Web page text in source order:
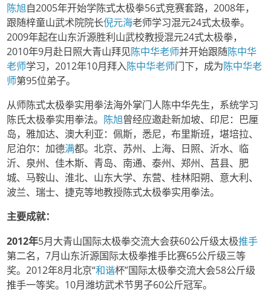
陈旭自2005年开始学陈式太极拳56式竞赛套路，2008年，
跟随梓童山武术院院长倪元海老师学习混元24式太极拳。
2009年起在山东沂源胜利山武校教授混元24式太极拳，
2010年9月赴日照大青山拜见陈中华老师并开始跟随陈中华
老师学习，2012年10月拜入陈中华老师门下，成为陈中华老
师第95位弟子。
从师陈式太极拳实用拳法海外掌门人陈中华先生，系统学习
陈氏太极拳实用拳法。 陈旭曾经应邀赴新加坡、印尼：巴厘
岛，雅加达、澳大利亚：佩斯，悉尼，布里斯班，堪培拉、
尼泊尔：加德满都。北京、苏州、上海、日照、沂水、临
沂、泉州、佳木斯、青岛、南通、泰州、郑州、莒县、肥
城、马鞍山、淮北、山东大学、东营、桂林阳朔、意大利、
波兰、瑞士、捷克等地教授陈式太极拳实用拳法。
主要成就：
2012年5月大青山国际太极拳交流大会获60公斤级太极推手
第二名，7月山东沂源国际太极拳推手比赛65公斤级三等
奖。2012年8月北京“和谐杯”国际太极拳交流大会58公斤级
推手一等奖。10月潍坊武术节男子60公斤冠军。